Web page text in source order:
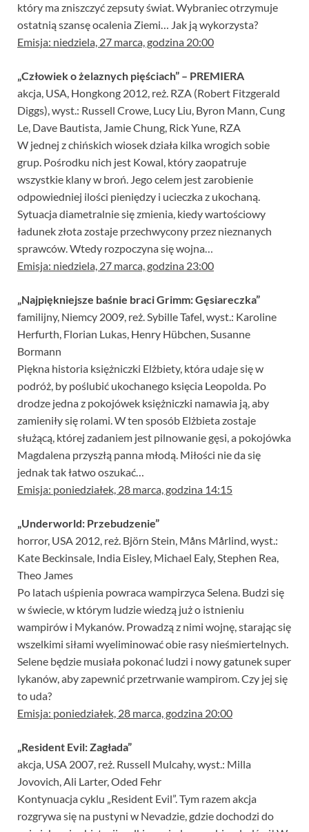
który ma zniszczyć zepsuty świat. Wybraniec otrzymuje
ostatnią szansę ocalenia Ziemi… Jak ją wykorzysta?
Emisja: niedziela, 27 marca, godzina 20:00
„Człowiek o żelaznych pięściach” – PREMIERA
akcja, USA, Hongkong 2012, reż. RZA (Robert Fitzgerald
Diggs), wyst.: Russell Crowe, Lucy Liu, Byron Mann, Cung
Le, Dave Bautista, Jamie Chung, Rick Yune, RZA
W jednej z chińskich wiosek działa kilka wrogich sobie
grup. Pośrodku nich jest Kowal, który zaopatruje
wszystkie klany w broń. Jego celem jest zarobienie
odpowiedniej ilości pieniędzy i ucieczka z ukochaną.
Sytuacja diametralnie się zmienia, kiedy wartościowy
ładunek złota zostaje przechwycony przez nieznanych
sprawców. Wtedy rozpoczyna się wojna…
Emisja: niedziela, 27 marca, godzina 23:00
„Najpiękniejsze baśnie braci Grimm: Gęsiareczka”
familijny, Niemcy 2009, reż. Sybille Tafel, wyst.: Karoline
Herfurth, Florian Lukas, Henry Hübchen, Susanne
Bormann
Piękna historia księżniczki Elżbiety, która udaje się w
podróż, by poślubić ukochanego księcia Leopolda. Po
drodze jedna z pokojówek księżniczki namawia ją, aby
zamieniły się rolami. W ten sposób Elżbieta zostaje
służącą, której zadaniem jest pilnowanie gęsi, a pokojówka
Magdalena przyszłą panna młodą. Miłości nie da się
jednak tak łatwo oszukać…
Emisja: poniedziałek, 28 marca, godzina 14:15
„Underworld: Przebudzenie”
horror, USA 2012, reż. Björn Stein, Måns Mårlind, wyst.:
Kate Beckinsale, India Eisley, Michael Ealy, Stephen Rea,
Theo James
Po latach uśpienia powraca wampirzyca Selena. Budzi się
w świecie, w którym ludzie wiedzą już o istnieniu
wampirów i Mykanów. Prowadzą z nimi wojnę, starając się
wszelkimi siłami wyeliminować obie rasy nieśmiertelnych.
Selene będzie musiała pokonać ludzi i nowy gatunek super
lykanów, aby zapewnić przetrwanie wampirom. Czy jej się
to uda?
Emisja: poniedziałek, 28 marca, godzina 20:00
„Resident Evil: Zagłada”
akcja, USA 2007, reż. Russell Mulcahy, wyst.: Milla
Jovovich, Ali Larter, Oded Fehr
Kontynuacja cyklu „Resident Evil”. Tym razem akcja
rozgrywa się na pustyni w Nevadzie, gdzie dochodzi do